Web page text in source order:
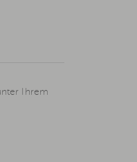
Ihrem